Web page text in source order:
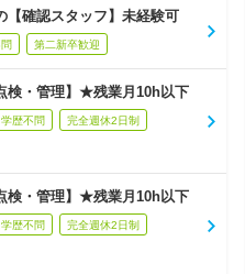
【確認スタッフ】未経験可
第二新卒歓迎
・管理】★残業月10h以下
学歴不問 完全週休2日制
・管理】★残業月10h以下
学歴不問 完全週休2日制